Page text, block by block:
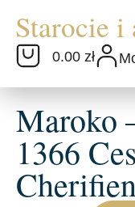
0.00 zł
Maroko
1366